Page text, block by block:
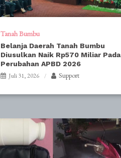
Tanah Bumbu
Belanja Daerah Tanah Bumbu
Diusulkan Naik Rp570 Miliar Pada
Perubahan APBD 2026
Juli 31, 2026
Support